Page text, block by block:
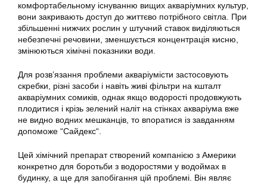
комфортабельному існуванню вищих акваріумних культур,
вони закривають доступ до життєво потрібного світла. При
збільшенні нижчих рослин у штучний ставок виділяються
небезпечні речовини, зменшується концентрація кисню,
змінюються хімічні показники води.
Для розв’язання проблеми акваріумісти застосовують
скребки, різні засоби і навіть живі фільтри на кшталт
акваріумних сомиків, однак якщо водорості продовжують
плодитися і крізь зелений наліт на стінках акваріума вже
не видно водних мешканців, то впоратися із завданням
допоможе “Сайдекс“.
Цей хімічний препарат створений компанією з Америки
конкретно для боротьби з водоростями у водоймах в
будинку, а ще для запобігання цій проблемі. Він являє